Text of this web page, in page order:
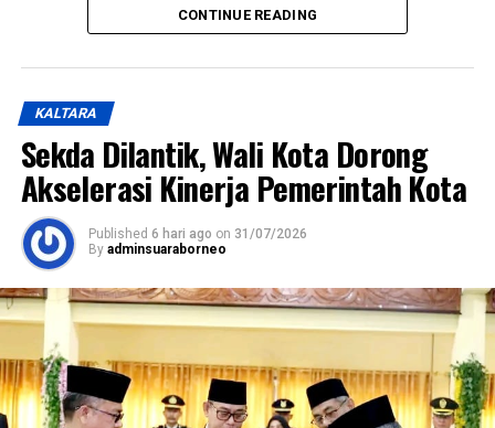
raperda didasarkan pada hasil konsultasi dengan
Kementerian Dalam Negeri yang mengacu pada ketentuan
terbaru dalam Permendagri Nomor 14 Tahun 2025.
Regulasi tersebut mengatur bahwa pelaksanaan kegiatan
tahun jamak cukup didasarkan pada persetujuan bersama
antara kepala daerah dan DPRD melalui nota kesepakatan,
tanpa harus menetapkan peraturan daerah.
proses pelaksanaan pembangunan infrastruktur di Kota
Tarakan. Dengan disetujuinya penarikan raperda,
Pemerintah Kota berharap dapat segera memfokuskan
pelaksanaan program-program pembangunan demi
meningkatkan pelayanan dan kesejahteraan masyarakat.
CONTINUE READING
KALTARA
Sekda Dilantik, Wali Kota Dorong
Akselerasi Kinerja Pemerintah Kota
Published 6 hari ago on 31/07/2026
By adminsuaraborneo